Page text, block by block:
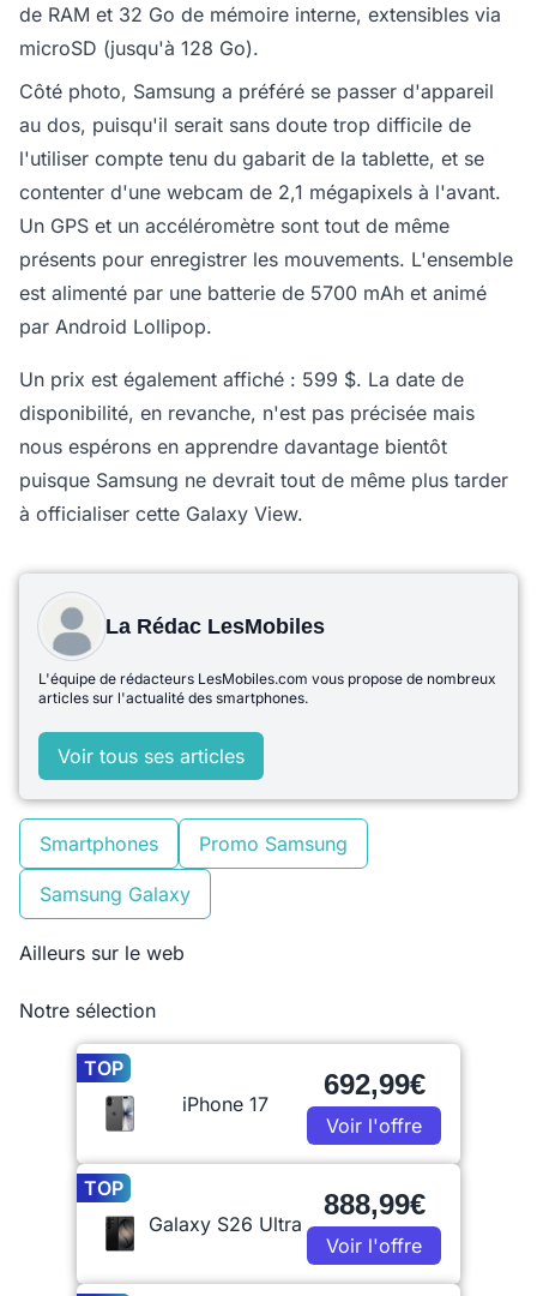
de RAM et 32 Go de mémoire interne, extensibles via
microSD (jusqu'à 128 Go).
Côté photo, Samsung a préféré se passer d'appareil
au dos, puisqu'il serait sans doute trop difficile de
l'utiliser compte tenu du gabarit de la tablette, et se
contenter d'une webcam de 2,1 mégapixels à l'avant.
Un GPS et un accéléromètre sont tout de même
présents pour enregistrer les mouvements. L'ensemble
est alimenté par une batterie de 5700 mAh et animé
par Android Lollipop.
Un prix est également affiché : 599 $. La date de
disponibilité, en revanche, n'est pas précisée mais
nous espérons en apprendre davantage bientôt
puisque Samsung ne devrait tout de même plus tarder
à officialiser cette Galaxy View.
La Rédac LesMobiles
L'équipe de rédacteurs LesMobiles.com vous propose de nombreux
articles sur l'actualité des smartphones.
Voir tous ses articles
Smartphones Promo Samsung
Samsung Galaxy
Ailleurs sur le web
Notre sélection
TOP
iPhone 17
692,99€
Voir l'offre
TOP
Galaxy S26 Ultra
888,99€
Voir l'offre